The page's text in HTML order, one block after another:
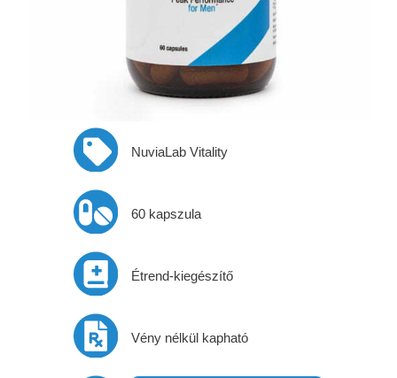
NuviaLab Vitality
60 kapszula
Étrend-kiegészítő
Vény nélkül kapható